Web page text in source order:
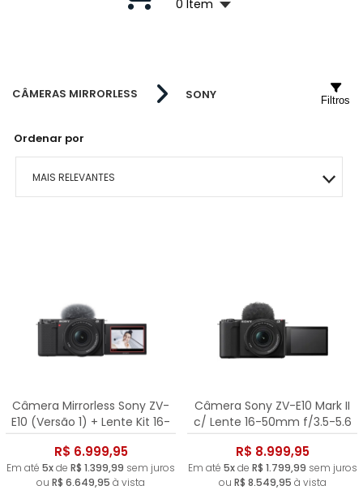
0 Item
CÂMERAS MIRRORLESS SONY
Ordenar por
MAIS RELEVANTES
MAIOR PREÇO
Filtros
Câmera Mirrorless Sony ZV-
E10 (Versão 1) + Lente Kit 16-
50mm f/3.5-5.6 OSS II
R$ 6.999,95
Em até 5xde R$ 1.399,99 sem juros
ou R$ 6.649,95 à vista
Câmera Sony ZV-E10 Mark II
c/ Lente 16-50mm f/3.5-5.6
OSS II
R$ 8.999,95
Em até 5xde R$ 1.799,99 sem juros
ou R$ 8.549,95 à vista